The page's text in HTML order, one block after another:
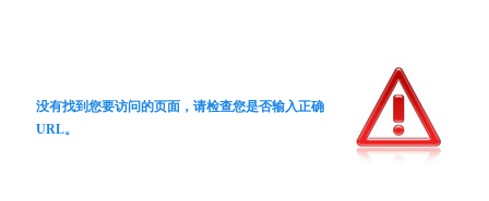
没有找到您要访问的页面，请检查您是否输入正确
URL。